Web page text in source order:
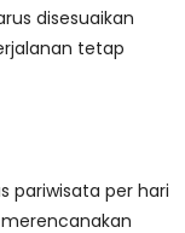
disesuaikan
tetap
pariwisata per hari